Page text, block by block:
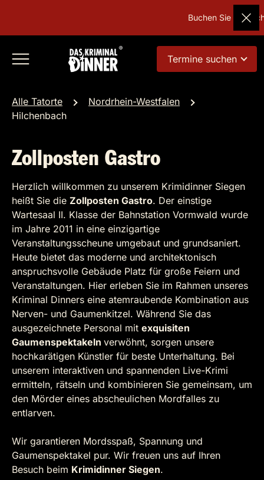
Buchen Sie
Termine suchen
Alle Tatorte
Nordrhein-Westfalen
Hilchenbach
Zollposten Gastro
Herzlich willkommen zu unserem Krimidinner Siegen
heißt Sie die Zollposten Gastro. Der einstige
Wartesaal II. Klasse der Bahnstation Vormwald wurde
im Jahre 2011 in eine einzigartige
Veranstaltungsscheune umgebaut und grundsaniert.
Heute bietet das moderne und architektonisch
anspruchsvolle Gebäude Platz für große Feiern und
Veranstaltungen. Hier erleben Sie im Rahmen unseres
Kriminal Dinners eine atemraubende Kombination aus
Nerven- und Gaumenkitzel. Während Sie das
ausgezeichnete Personal mit exquisiten
Gaumenspektakeln verwöhnt, sorgen unsere
hochkarätigen Künstler für beste Unterhaltung. Bei
unserem interaktiven und spannenden Live-Krimi
ermitteln, rätseln und kombinieren Sie gemeinsam, um
den Mörder eines abscheulichen Mordfalles zu
entlarven.
Wir garantieren Mordsspaß, Spannung und
Gaumenspektakel pur. Wir freuen uns auf Ihren
Besuch beim Krimidinner Siegen.